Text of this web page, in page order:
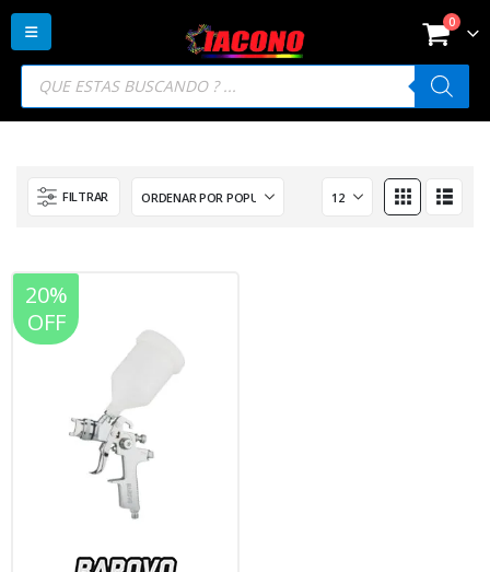
Búsqueda
productos
0
FILTRAR
20%
OFF